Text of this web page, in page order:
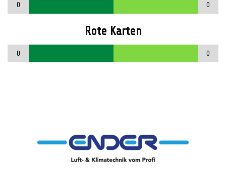
0 0
Rote Karten
0 0